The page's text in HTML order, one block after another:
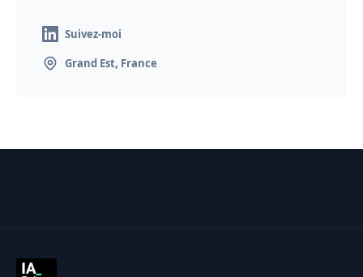
Suivez-moi
Grand Est, France